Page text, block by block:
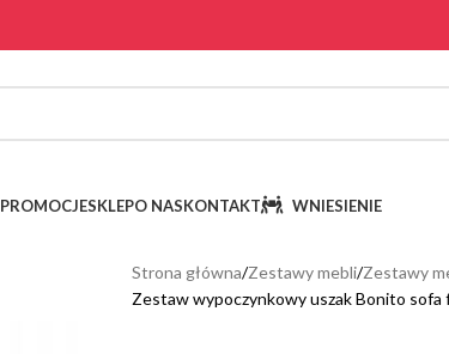
PROMOCJESKLEPO NASKONTAKT WNIESIENIE
Strona główna Zestawy mebli Zestawy
Zestaw wypoczynkowy uszak Bonito